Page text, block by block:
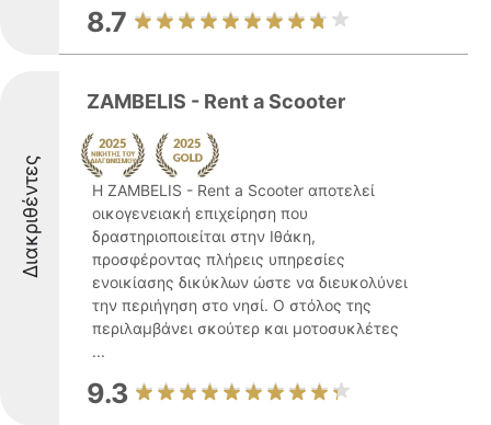
8.7
Διακριθέντες
ZAMBELIS - Rent a Scooter
Η ZAMBELIS - Rent a Scooter αποτελεί
οικογενειακή επιχείρηση που
δραστηριοποιείται στην Ιθάκη,
προσφέροντας πλήρεις υπηρεσίες
ενοικίασης δικύκλων ώστε να διευκολύνει
την περιήγηση στο νησί. Ο στόλος της
περιλαμβάνει σκούτερ και μοτοσυκλέτες
...
9.3